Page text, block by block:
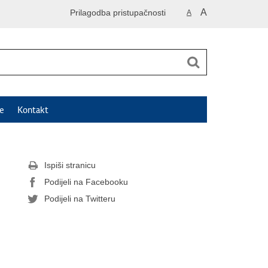
A A
Prilagodba pristupačnosti
Kontakt
Ispiši stranicu
Podijeli na Facebooku
Podijeli na Twitteru